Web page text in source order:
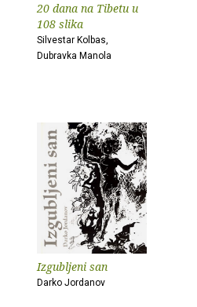
20 dana na Tibetu u
108 slika
Silvestar Kolbas,
Dubravka Manola
Izgubljeni san
Darko Jordanov